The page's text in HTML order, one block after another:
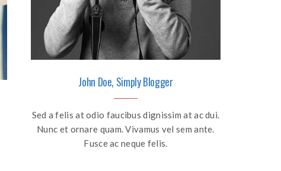
John Doe, Simply Blogger
Sed a felis at odio faucibus dignissim at ac dui.
Nunc et ornare quam. Vivamus vel sem ante.
Fusce ac neque felis.